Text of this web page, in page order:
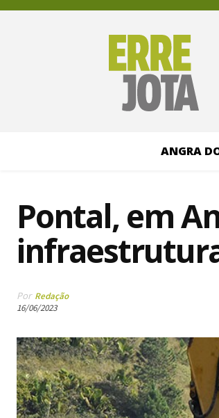
ANGRA
Pontal, em
Por Redação
16/06/2023